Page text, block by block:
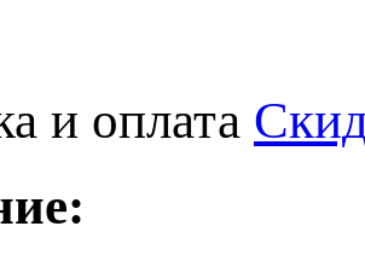
и оплата